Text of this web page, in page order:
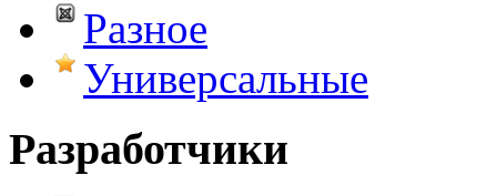
Разное
Универсальные
Разработчики